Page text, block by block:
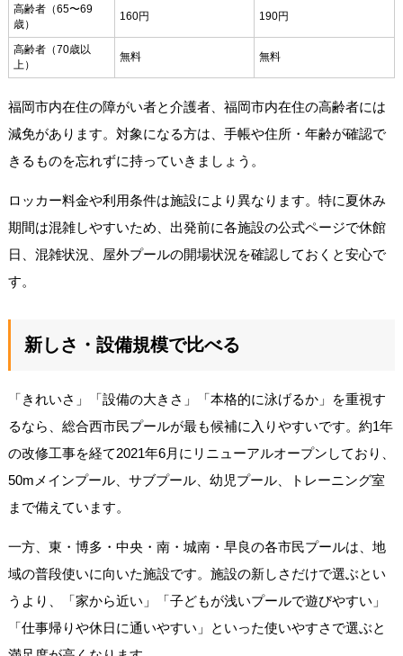
高齢者（65〜69
歳）
160円 190円
高齢者（70歳以
上）
無料 無料
福岡市内在住の障がい者と介護者、福岡市内在住の高齢者には
減免があります。対象になる方は、手帳や住所・年齢が確認で
きるものを忘れずに持っていきましょう。
ロッカー料金や利用条件は施設により異なります。特に夏休み
期間は混雑しやすいため、出発前に各施設の公式ページで休館
日、混雑状況、屋外プールの開場状況を確認しておくと安心で
す。
新しさ・設備規模で比べる
「きれいさ」「設備の大きさ」「本格的に泳げるか」を重視す
るなら、総合西市民プールが最も候補に入りやすいです。約1年
の改修工事を経て2021年6月にリニューアルオープンしており、
50mメインプール、サブプール、幼児プール、トレーニング室
まで備えています。
一方、東・博多・中央・南・城南・早良の各市民プールは、地
域の普段使いに向いた施設です。施設の新しさだけで選ぶとい
うより、「家から近い」「子どもが浅いプールで遊びやすい」
「仕事帰りや休日に通いやすい」といった使いやすさで選ぶと